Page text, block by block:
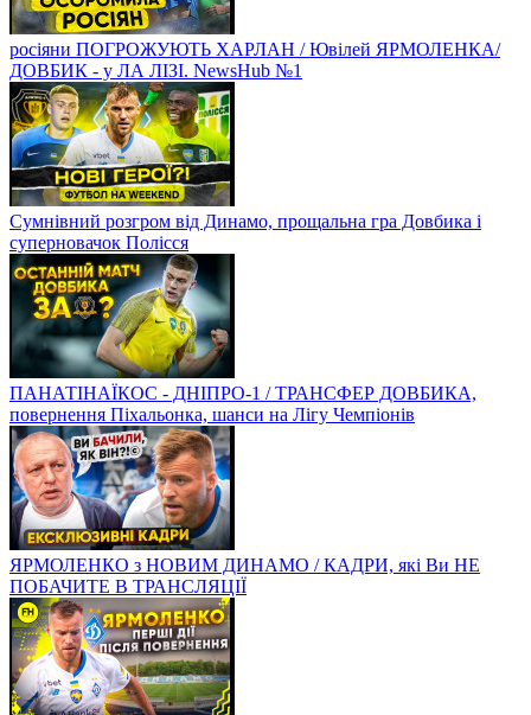
росіяни ПОГРОЖУЮТЬ ХАРЛАН / Ювілей ЯРМОЛЕНКА/
ДОВБИК - у ЛА ЛІЗІ. NewsHub №1
Сумнівний розгром від Динамо, прощальна гра Довбика і
суперновачок Полісся
ПАНАТІНАЇКОС - ДНІПРО-1 / ТРАНСФЕР ДОВБИКА,
повернення Піхальонка, шанси на Лігу Чемпіонів
ЯРМОЛЕНКО з НОВИМ ДИНАМО / КАДРИ, які Ви НЕ
ПОБАЧИТЕ В ТРАНСЛЯЦІЇ